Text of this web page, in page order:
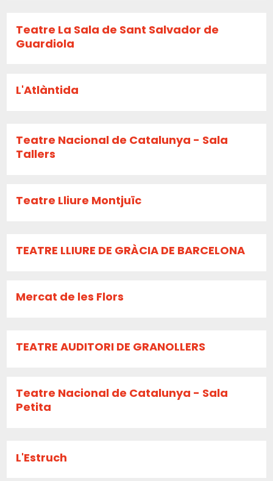
Teatre La Sala de Sant Salvador de
Guardiola
L'Atlàntida
Teatre Nacional de Catalunya - Sala
Tallers
Teatre Lliure Montjuïc
TEATRE LLIURE DE GRÀCIA DE BARCELONA
Mercat de les Flors
TEATRE AUDITORI DE GRANOLLERS
Teatre Nacional de Catalunya - Sala
Petita
L'Estruch